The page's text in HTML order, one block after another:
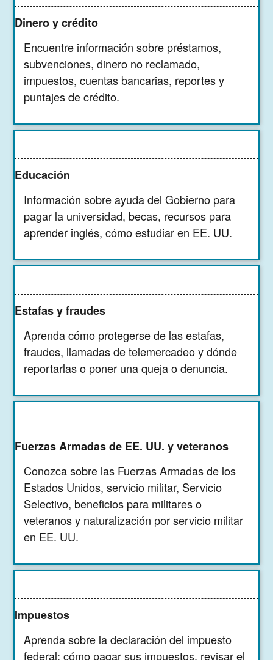
Dinero y crédito
Encuentre información sobre préstamos,
subvenciones, dinero no reclamado,
impuestos, cuentas bancarias, reportes y
puntajes de crédito.
Educación
Información sobre ayuda del Gobierno para
pagar la universidad, becas, recursos para
aprender inglés, cómo estudiar en EE. UU.
Estafas y fraudes
Aprenda cómo protegerse de las estafas,
fraudes, llamadas de telemercadeo y dónde
reportarlas o poner una queja o denuncia.
Fuerzas Armadas de EE. UU. y veteranos
Conozca sobre las Fuerzas Armadas de los
Estados Unidos, servicio militar, Servicio
Selectivo, beneficios para militares o
veteranos y naturalización por servicio militar
en EE. UU.
Impuestos
Aprenda sobre la declaración del impuesto
federal: cómo pagar sus impuestos, revisar el